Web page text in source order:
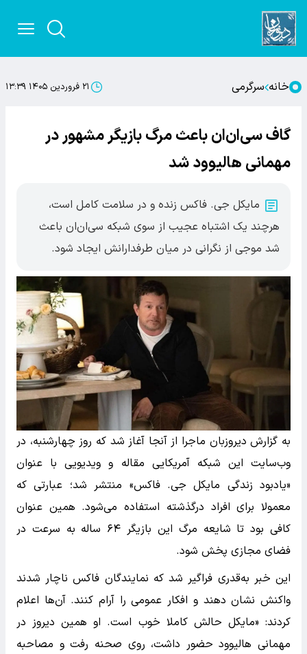
خانه سرگرمی ۲۱ فروردین ۱۴۰۵ ۱۳:۳۹
گاف سی‌ان‌ان باعث مرگ بازیگر مشهور در
مهمانی هالیوود شد
مایکل جی. فاکس زنده و در سلامت کامل است،
هرچند یک اشتباه عجیب از سوی شبکه سی‌ان‌ان باعث
شد موجی از نگرانی در میان طرفدارانش ایجاد شود.
به گزارش دیروزبان ماجرا از آنجا آغاز شد که روز چهارشنبه، در
وب‌سایت این شبکه آمریکایی مقاله و ویدیویی با عنوان
«یادبود زندگی مایکل جی. فاکس» منتشر شد؛ عبارتی که
معمولا برای افراد درگذشته استفاده می‌شود. همین عنوان
کافی بود تا شایعه مرگ این بازیگر ۶۴ ساله به سرعت در
فضای مجازی پخش شود.
این خبر به‌قدری فراگیر شد که نمایندگان فاکس ناچار شدند
واکنش نشان دهند و افکار عمومی را آرام کنند. آن‌ها اعلام
کردند: «مایکل حالش کاملا خوب است. او همین دیروز در
مهمانی هالیوود حضور داشت، روی صحنه رفت و مصاحبه